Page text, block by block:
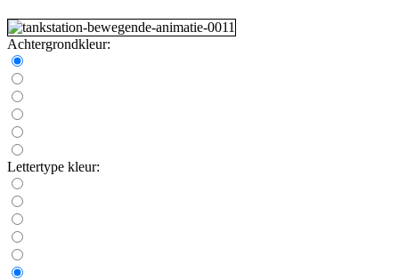
Achtergrondkleur:
Lettertype kleur: